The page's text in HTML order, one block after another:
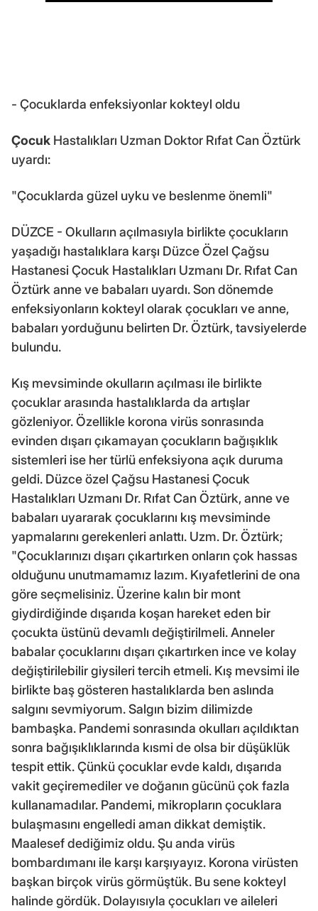
- Çocuklarda enfeksiyonlar kokteyl oldu
Çocuk Hastalıkları Uzman Doktor Rıfat Can Öztürk
uyardı:
"Çocuklarda güzel uyku ve beslenme önemli"
DÜZCE - Okulların açılmasıyla birlikte çocukların
yaşadığı hastalıklara karşı Düzce Özel Çağsu
Hastanesi Çocuk Hastalıkları Uzmanı Dr. Rıfat Can
Öztürk anne ve babaları uyardı. Son dönemde
enfeksiyonların kokteyl olarak çocukları ve anne,
babaları yorduğunu belirten Dr. Öztürk, tavsiyelerde
bulundu.
Kış mevsiminde okulların açılması ile birlikte
çocuklar arasında hastalıklarda da artışlar
gözleniyor. Özellikle korona virüs sonrasında
evinden dışarı çıkamayan çocukların bağışıklık
sistemleri ise her türlü enfeksiyona açık duruma
geldi. Düzce özel Çağsu Hastanesi Çocuk
Hastalıkları Uzmanı Dr. Rıfat Can Öztürk, anne ve
babaları uyararak çocuklarını kış mevsiminde
yapmalarını gerekenleri anlattı. Uzm. Dr. Öztürk;
"Çocuklarınızı dışarı çıkartırken onların çok hassas
olduğunu unutmamamız lazım. Kıyafetlerini de ona
göre seçmelisiniz. Üzerine kalın bir mont
giydirdiğinde dışarıda koşan hareket eden bir
çocukta üstünü devamlı değiştirilmeli. Anneler
babalar çocuklarını dışarı çıkartırken ince ve kolay
değiştirilebilir giysileri tercih etmeli. Kış mevsimi ile
birlikte baş gösteren hastalıklarda ben aslında
salgını sevmiyorum. Salgın bizim dilimizde
bambaşka. Pandemi sonrasında okulları açıldıktan
sonra bağışıklıklarında kısmi de olsa bir düşüklük
tespit ettik. Çünkü çocuklar evde kaldı, dışarıda
vakit geçiremediler ve doğanın gücünü çok fazla
kullanamadılar. Pandemi, mikropların çocuklara
bulaşmasını engelledi aman dikkat demiştik.
Maalesef dediğimiz oldu. Şu anda virüs
bombardımanı ile karşı karşıyayız. Korona virüsten
başkan birçok virüs görmüştük. Bu sene kokteyl
halinde gördük. Dolayısıyla çocukları ve aileleri